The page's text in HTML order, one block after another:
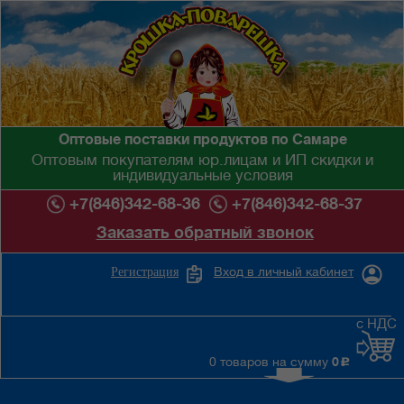
Оптовые поставки продуктов по Самаре
Оптовым покупателям юр.лицам и ИП скидки и
индивидуальные условия
+7(846)342-68-36
+7(846)342-68-37
Заказать обратный звонок
Вход в личный кабинет
Регистрация
0 товаров на сумму 0 c
с НДС